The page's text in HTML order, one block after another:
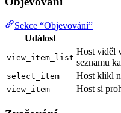
Sekce “Objevování”
Událost
view_item_list
Host viděl
seznamu
select_item Host klikl
view_item Host si